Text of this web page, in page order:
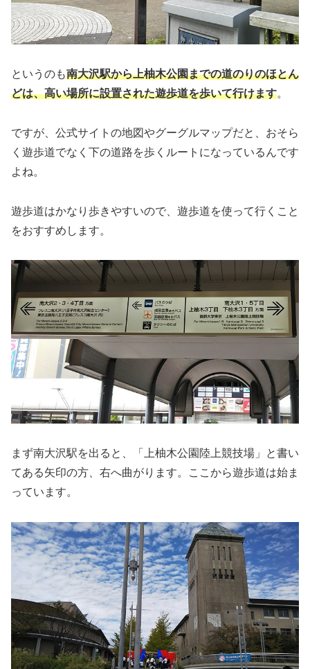
というのも南大沢駅から上柚木公園までの道のりのほとん
どは、高い場所に設置された遊歩道を歩いて行けます。
ですが、公式サイトの地図やグーグルマップだと、おそら
く遊歩道でなく下の道路を歩くルートになっているんです
よね。
遊歩道はかなり歩きやすいので、遊歩道を使って行くこと
をおすすめします。
まず南大沢駅を出ると、「上柚木公園陸上競技場」と書い
てある矢印の方、右へ曲がります。ここから遊歩道は始ま
っています。